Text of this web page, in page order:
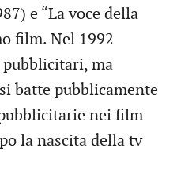
e “La voce della
film. Nel 1992
ma
batte pubblicamente
nei film
la nascita della tv